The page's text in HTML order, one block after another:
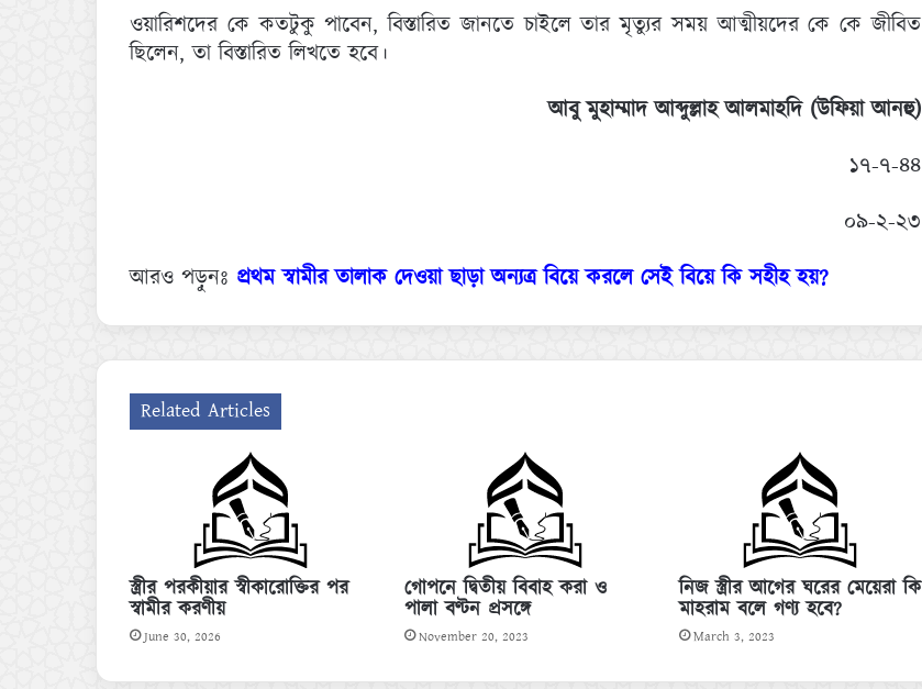
ওয়ারিশদের কে কতটুকু পাবেন, বিস্তারিত জানতে চাইলে তার মৃত্যুর সময় আত্মীয়দের কে কে জীবিত
ছিলেন, তা বিস্তারিত লিখতে হবে।
আবু মুহাম্মাদ আব্দুল্লাহ আলমাহদি (উফিয়া আনহু)
১৭-৭-৪৪
০৯-২-২৩
আরও পড়ুনঃ প্রথম স্বামীর তালাক দেওয়া ছাড়া অন্যত্র বিয়ে করলে সেই বিয়ে কি সহীহ হয়?
Related Articles
স্ত্রীর পরকীয়ার স্বীকারোক্তির পর
স্বামীর করণীয়
June 30, 2026
গোপনে দ্বিতীয় বিবাহ করা ও
পালা বণ্টন প্রসঙ্গে
November 20, 2023
নিজ স্ত্রীর আগের ঘরের মেয়েরা কি
মাহরাম বলে গণ্য হবে?
March 3, 2023